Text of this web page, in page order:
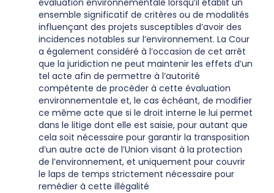
ensemble significatif de critères ou de modalités
influençant des projets susceptibles d’avoir des
incidences notables sur l’environnement. La Cour
a également considéré à l’occasion de cet arrêt
que la juridiction ne peut maintenir les effets d’un
tel acte afin de permettre à l’autorité
compétente de procéder à cette évaluation
environnementale et, le cas échéant, de modifier
ce même acte que si le droit interne le lui permet
dans le litige dont elle est saisie, pour autant que
cela soit nécessaire pour garantir la transposition
d’un autre acte de l’Union visant à la protection
de l’environnement, et uniquement pour couvrir
le laps de temps strictement nécessaire pour
remédier à cette illégalité